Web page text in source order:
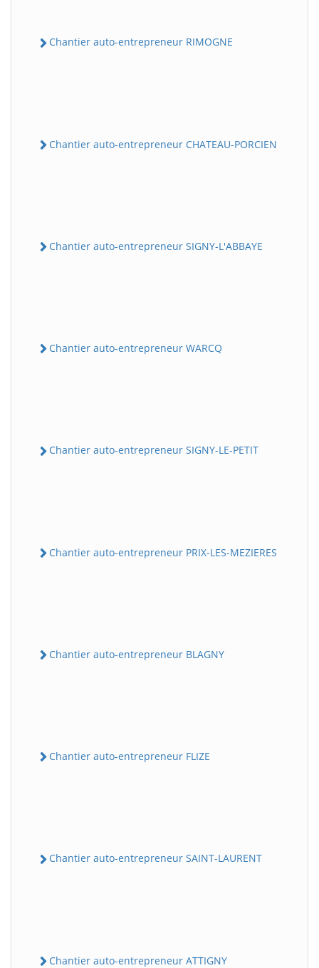
Chantier auto-entrepreneur RIMOGNE
Chantier auto-entrepreneur CHATEAU-PORCIEN
Chantier auto-entrepreneur SIGNY-L'ABBAYE
Chantier auto-entrepreneur WARCQ
Chantier auto-entrepreneur SIGNY-LE-PETIT
Chantier auto-entrepreneur PRIX-LES-MEZIERES
Chantier auto-entrepreneur BLAGNY
Chantier auto-entrepreneur FLIZE
Chantier auto-entrepreneur SAINT-LAURENT
Chantier auto-entrepreneur ATTIGNY